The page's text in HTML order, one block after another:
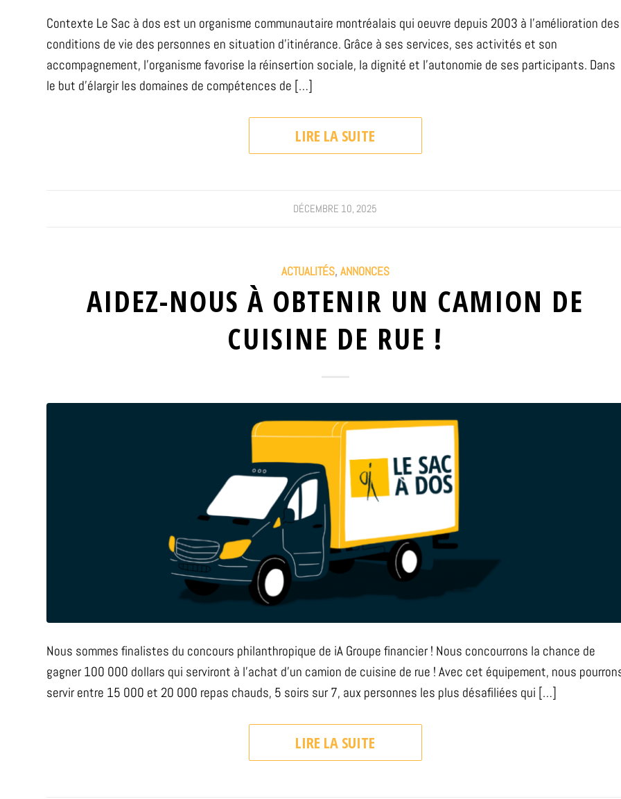
Contexte Le Sac à dos est un organisme communautaire montréalais qui oeuvre depuis 2003 à l’amélioration des
conditions de vie des personnes en situation d’itinérance. Grâce à ses services, ses activités et son
accompagnement, l’organisme favorise la réinsertion sociale, la dignité et l’autonomie de ses participants. Dans
le but d’élargir les domaines de compétences de […]
LIRE LA SUITE
DÉCEMBRE 10, 2025
ACTUALITÉS, ANNONCES
AIDEZ-NOUS À OBTENIR UN CAMION DE
CUISINE DE RUE !
Nous sommes finalistes du concours philanthropique de iA Groupe financier ! Nous concourrons la chance de
gagner 100 000 dollars qui serviront à l’achat d’un camion de cuisine de rue ! Avec cet équipement, nous
servir entre 15 000 et 20 000 repas chauds, 5 soirs sur 7, aux personnes les plus désafiliées qui […]
LIRE LA SUITE